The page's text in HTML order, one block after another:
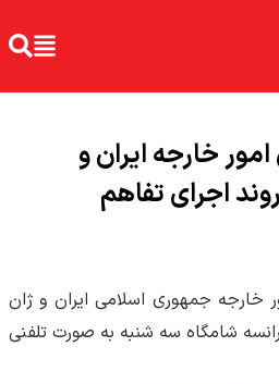
خارجه ایران و
اجرای تفاهم
خارجه جمهوری اسلامی ایران و ژان
شامگاه سه شنبه به صورت تلفنی